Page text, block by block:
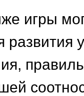
игры
развития